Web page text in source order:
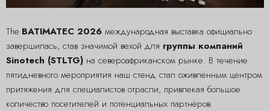
The BATIMATEC 2026 международная выставка официально
завершилась, став значимой вехой для группы компаний
Sinotech (STLTG) на североафриканском рынке. В течение
пятидневного мероприятия наш стенд стал оживлённым центром
притяжения для специалистов отрасли, привлекая большое
количество посетителей и потенциальных партнёров.